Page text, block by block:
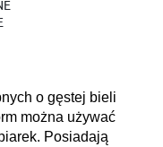
o gęstej bieli
można używać
Posiadają